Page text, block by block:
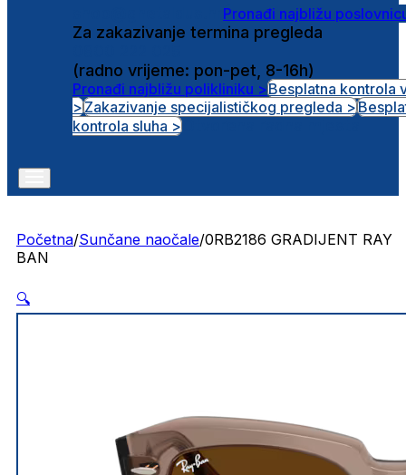
Pronađi najbližu
Za zakazivanje termina pregleda
(radno vrijeme: pon-pet, 8-16h)
Pronađi najbližu polikliniku >Besplatna kontrola
>Zakazivanje specijalističkog pregleda >
kontrola sluha >
Početna/Sunčane naočale/0RB2186 GRADIJENT RAY
BAN
🔍